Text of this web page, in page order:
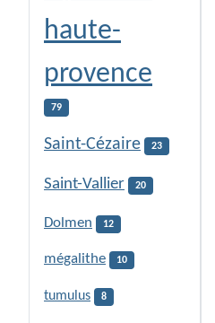
haute-
provence
79
Saint-Cézaire 23
Saint-Vallier 20
Dolmen 12
mégalithe 10
tumulus 8